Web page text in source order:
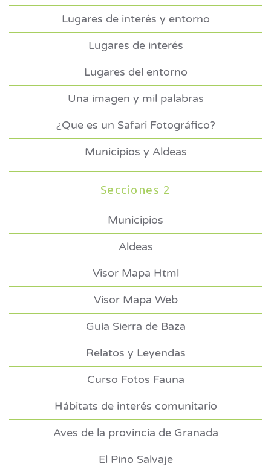
Lugares de interés y entorno
Lugares de interés
Lugares del entorno
Una imagen y mil palabras
¿Que es un Safari Fotográfico?
Municipios y Aldeas
Secciones 2
Municipios
Aldeas
Visor Mapa Html
Visor Mapa Web
Guía Sierra de Baza
Relatos y Leyendas
Curso Fotos Fauna
Hábitats de interés comunitario
Aves de la provincia de Granada
El Pino Salvaje